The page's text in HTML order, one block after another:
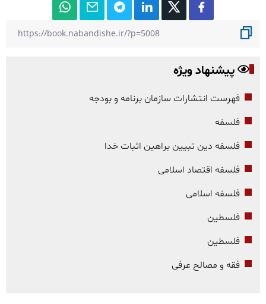
پیشنهاد ویژه
فهرست انتشارات سازمان برنامه و بودجه
فلسفه
فلسفه دین تبیین براهین اثبات خدا
فلسفه اقتصاد اسلامی
فلسفه اسلامی
فلسطین
فلسطین
فقه و مصالح عرفی